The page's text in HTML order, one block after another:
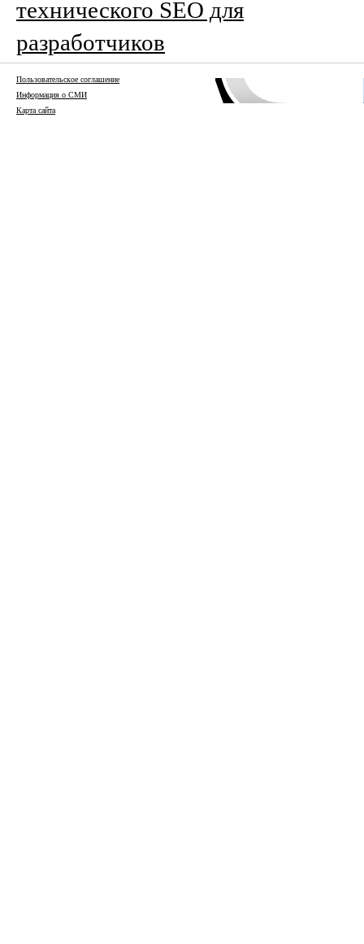
технического SEO для
разработчиков
Пользовательское соглашение
Информация о СМИ
Карта сайта